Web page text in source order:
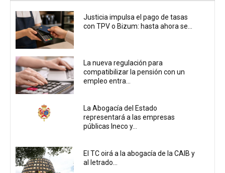
Justicia impulsa el pago de tasas
con TPV o Bizum: hasta ahora se...
La nueva regulación para
compatibilizar la pensión con un
empleo entra...
La Abogacía del Estado
representará a las empresas
públicas Ineco y...
El TC oirá a la abogacía de la CAIB y
al letrado...